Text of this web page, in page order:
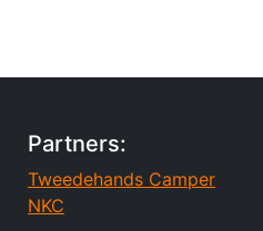
Partners:
Tweedehands Camper
NKC